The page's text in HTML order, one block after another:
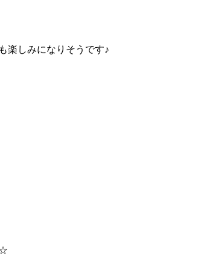
楽しみになりそうです♪
☆